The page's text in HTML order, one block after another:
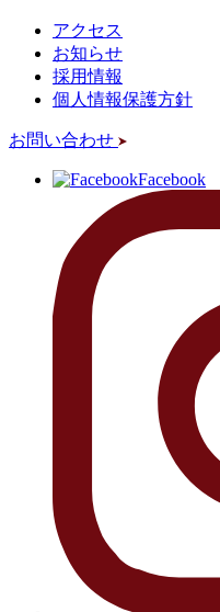
アクセス
お知らせ
採用情報
個人情報保護方針
お問い合わせ
Facebook